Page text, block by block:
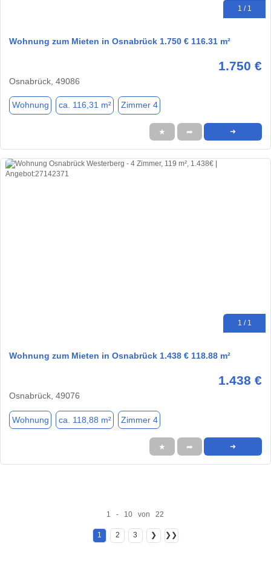
1 / 1
Wohnung zum Mieten in Osnabrück 1.750 € 116.31 m²
1.750 €
Osnabrück, 49086
Wohnung ca. 116,31 m² Zimmer 4
★ ➦ ➜
1 / 1
Wohnung zum Mieten in Osnabrück 1.438 € 118.88 m²
1.438 €
Osnabrück, 49076
Wohnung ca. 118,88 m² Zimmer 4
★ ➦ ➜
1 - 10 von 22
1 2 3 ❯ ❯❯